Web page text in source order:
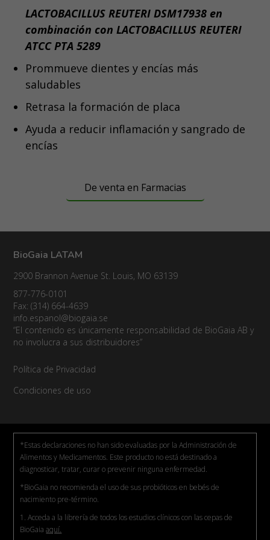
Panamá
Paraguay
Perú
LACTOBACILLUS REUTERI DSM17938 en
combinación con LACTOBACILLUS REUTERI
ATCC PTA 5289
Prommueve dientes y encías más
saludables
Retrasa la formación de placa
Ayuda a reducir inflamación y sangrado de
encías
De venta en Farmacias
BioGaia LATAM
2900 Brannon Avenue St. Louis, MO 63139
877-776-0101
Fax: (314) 664-4639
info.espanol@biogaia.se
“El contenido es únicamente responsabilidad de BioGaia AB y
no involucra a sus distribuidores”
Política de Privacidad
Condiciones de uso
*Estas declaraciones no han sido evaluadas por la Administración de
Alimentos y Medicamentos. Este producto no está destinado a
diagnosticar, tratar, curar o prevenir ninguna enfermedad.
*BioGaia no recomienda el uso de sus probióticos en bebés de
nacimiento pre-término.
1. Acceda a la librería de todos los estudios clínicos con las cepas de
BioGaiaaquí.